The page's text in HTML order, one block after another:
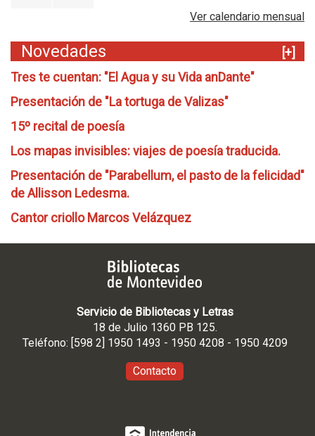
Ver calendario mensual
Novedades
[+]
Tres te cuentan: "El Agua y su Vida anDante"
Presentación de "La tortuga de Valizas"
15º recital de poesía
Los mapas invisibles: viajes de poesía traducida.
Presentación de "Parabellum, el pasto de la felicidad"
de Allisson Ledesma.
Cantor criollo Marcos Velázquez
Servicio de Bibliotecas y Letras
18 de Julio 1360 PB 125.
Teléfono: [598 2] 1950 1493 - 1950 4208 - 1950 4209
Contacto